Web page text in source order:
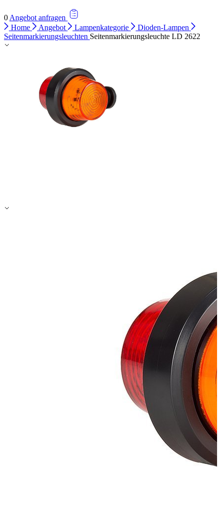
0 Angebot anfragen
Home
Angebot Lampenkategorie
Dioden-Lampen
Seitenmarkierungsleuchten Seitenmarkierungsleuchte LD 2622